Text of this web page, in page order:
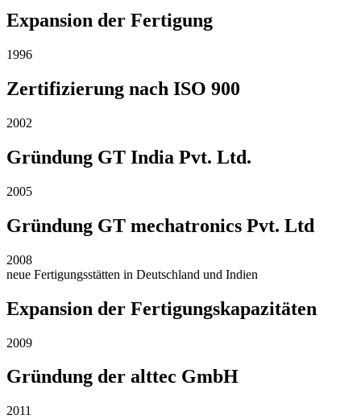
Expansion der Fertigung
1996
Zertifizierung nach ISO 900
2002
Gründung GT India Pvt. Ltd.
2005
Gründung GT mechatronics Pvt. Ltd
2008
neue Fertigungsstätten in Deutschland und Indien
Expansion der Fertigungskapazitäten
2009
Gründung der alttec GmbH
2011